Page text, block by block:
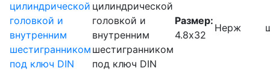
цилиндрической
головкой и
внутренним
шестигранником
под ключ DIN
Размер:
4.8х32
Нерж